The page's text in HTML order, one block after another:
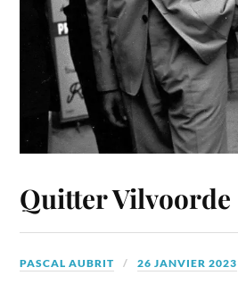
Quitter Vilvoorde
PASCAL AUBRIT 26 JANVIER 2023